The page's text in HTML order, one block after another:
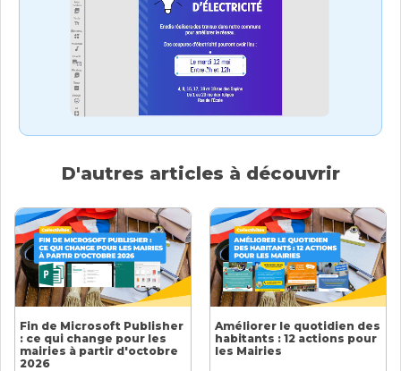
D'autres articles à découvrir
Fin de Microsoft Publisher
: ce qui change pour les
mairies à partir d'octobre
2026
Améliorer le quotidien des
habitants : 12 actions pour
les Mairies